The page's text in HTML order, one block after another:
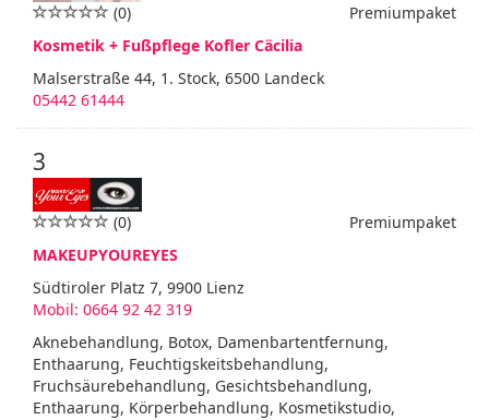
Premiumpaket
(0)
Kosmetik + Fußpflege Kofler Cäcilia
Malserstraße 44, 1. Stock, 6500 Landeck
05442 61444
3
Premiumpaket
(0)
MAKEUPYOUREYES
Südtiroler Platz 7, 9900 Lienz
Mobil: 0664 92 42 319
Aknebehandlung, Botox, Damenbartentfernung,
Enthaarung, Feuchtigskeitsbehandlung,
Fruchsäurebehandlung, Gesichtsbehandlung,
Enthaarung, Körperbehandlung, Kosmetikstudio,